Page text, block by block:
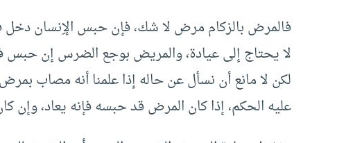
فالمرض بالزكام مرض لا شك، فإن حبس الإِنسان دخل
لا يحتاج إلى عيادة، والمريض بوجع الضرس إن حبس
لكن لا مانع أن نسأل عن حاله إذا علمنا أنه مصاب
عليه الحكم، إذا كان المرض قد حبسه فإنه يعاد، وإن